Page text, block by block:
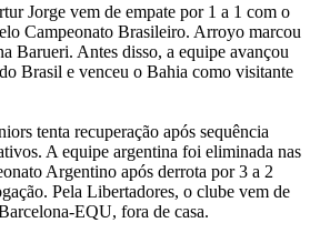
Jorge vem de empate por 1 a 1 com o
Campeonato Brasileiro. Arroyo marcou
Barueri. Antes disso, a equipe avançou
Brasil e venceu o Bahia como visitante
tenta recuperação após sequência
A equipe argentina foi eliminada nas
Argentino após derrota por 3 a 2
Pela Libertadores, o clube vem de
EQU, fora de casa.